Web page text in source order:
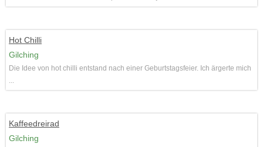
Hot Chilli
Gilching
Die Idee von hot chilli entstand nach einer Geburtstagsfeier. Ich ärgerte mich
...
Kaffeedreirad
Gilching